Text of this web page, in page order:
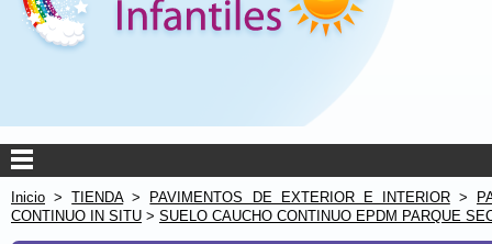
Inicio >TIENDA> PAVIMENTOS DE EXTERIOR E INTERIOR>
CONTINUO IN SITU > SUELO CAUCHO CONTINUO EPDM PARQUE